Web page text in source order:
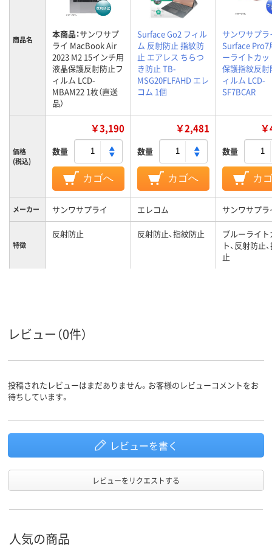
商品名 本商品：サンワサプ
ライ MacBook Air
2023 M2 15インチ用
液晶保護反射防止フ
ィルム LCD-
MBAM22 1枚（直送
品）
Surface Go2 フィル
ム 反射防止 指紋防
止 エアレス ちらつ
き防止 TB-
MSG20FLFAHD エレ
コム 1個
サンワサプラ
Surface Pro7
ーライトカ
保護指紋反射
ィルム LCD-
SF7BCAR
価格
(税込)
￥3,190
数量
カゴへ
￥2,481
数量
カゴへ
数量
カ
メーカー サンワサプライ エレコム サンワサプラ
特徴
反射防止 反射防止、指紋防止
ブルーライト
ト、反射防止
止
レビュー（0件）
投稿されたレビューはまだありません。お客様のレビューコメントをお
待ちしています。
レビューを書く
レビューをリクエストする
人気の商品